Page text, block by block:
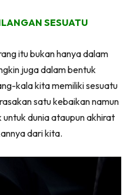
SESUATU
itu bukan hanya dalam
juga dalam bentuk
kala kita memiliki sesuatu
satu kebaikan namun
dunia ataupun akhirat
dari kita.